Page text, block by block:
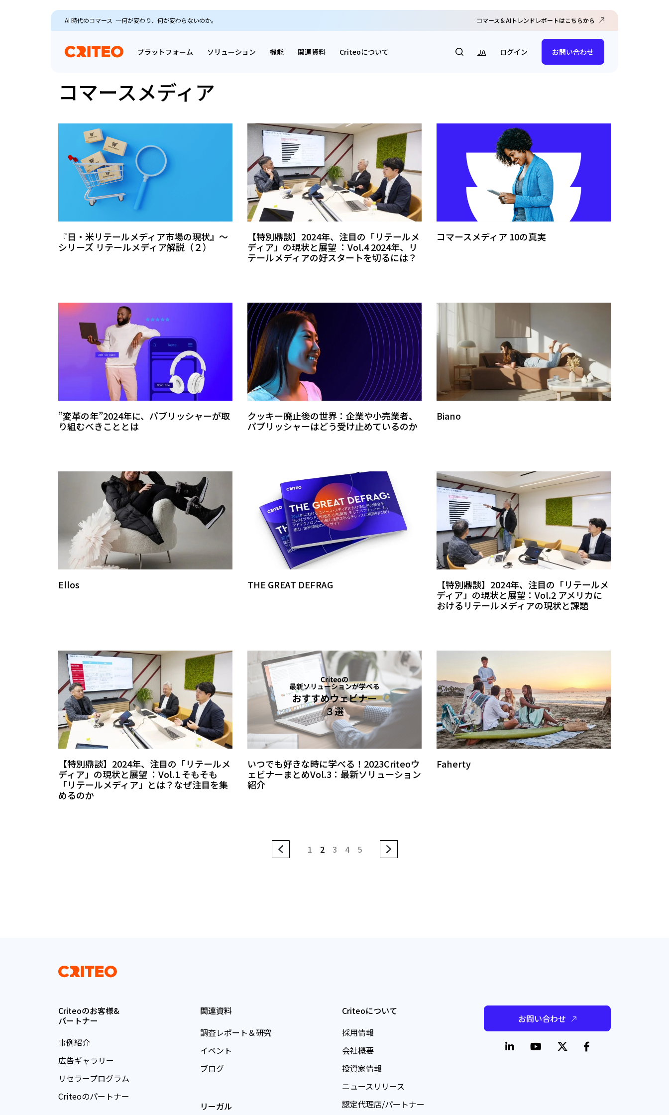
AI 時代のコマース ―何が変わり、何が変わらないのか。 コマース＆AIトレンドレポートはこちらから
プラットフォーム ソリューション 機能 関連資料 Criteoについて JA ログイン お問い合わせ
コマースメディア
『日・米リテールメディア市場の現状』～
シリーズ リテールメディア解説（２）
【特別鼎談】2024年、注目の「リテールメ
ディア」の現状と展望 ：Vol.4 2024年、リ
テールメディアの好スタートを切るには？
コマースメディア 10の真実
”変革の年”2024年に、パブリッシャーが取
り組むべきこととは
クッキー廃止後の世界：企業や小売業者、
パブリッシャーはどう受け止めているのか
Biano
Ellos THE GREAT DEFRAG
【特別鼎談】2024年、注目の「リテールメ
ディア」の現状と展望：Vol.2 アメリカに
おけるリテールメディアの現状と課題
【特別鼎談】2024年、注目の「リテールメ
ディア」の現状と展望 ：Vol.1 そもそも
「リテールメディア」とは？なぜ注目を集
めるのか
いつでも好きな時に学べる！2023Criteoウ
ェビナーまとめVol.3：最新ソリューション
紹介
Faherty
1 2 3 4 5
Criteoのお客様&
パートナー
事例紹介
広告ギャラリー
リセラープログラム
Criteoのパートナー
関連資料
調査レポート＆研究
イベント
ブログ
リーガル
Criteoについて
採用情報
会社概要
投資家情報
ニュースリリース
認定代理店/パートナー
お問い合わせ